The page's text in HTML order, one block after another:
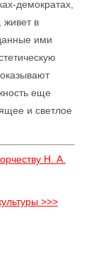
демократах,
живет в
ими
еще
и светлое
Н. А.
>>>